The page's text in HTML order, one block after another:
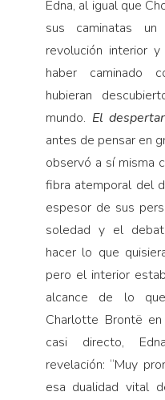
Edna, al igual que
sus caminatas
revolución interior
haber caminado
hubieran
mundo. El despertar
antes de pensar en
observó a sí misma
fibra atemporal del
espesor de sus
soledad y el
hacer lo que
pero el interior
alcance de lo
Charlotte Brontë
casi directo,
revelación: “Muy
esa dualidad vital